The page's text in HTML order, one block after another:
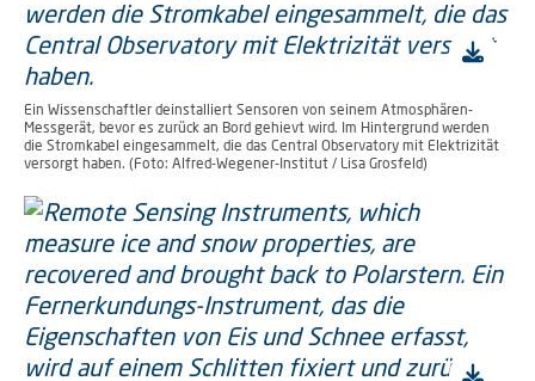
Ein Wissenschaftler deinstalliert Sensoren von seinem Atmosphären-
Messgerät, bevor es zurück an Bord gehievt wird. Im Hintergrund werden
die Stromkabel eingesammelt, die das Central Observatory mit Elektrizität
versorgt haben. (Foto: Alfred-Wegener-Institut / Lisa Grosfeld)